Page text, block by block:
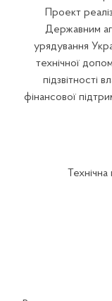
Проект
Державним
урядування
технічної
підзвітності
фінансової